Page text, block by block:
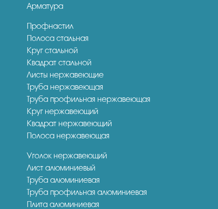
Арматура
Профнастил
Полоса стальная
Круг стальной
Квадрат стальной
Листы нержавеющие
Труба нержавеющая
Труба профильная нержавеющая
Круг нержавеющий
Квадрат нержавеющий
Полоса нержавеющая
Уголок нержавеющий
Лист алюминиевый
Труба алюминиевая
Труба профильная алюминиевая
Плита алюминиевая